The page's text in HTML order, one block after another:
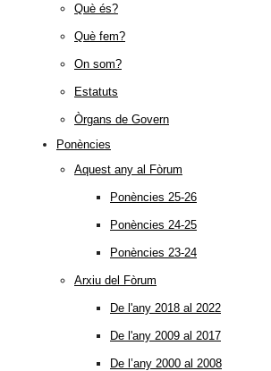
Què és?
Què fem?
On som?
Estatuts
Òrgans de Govern
Ponències
Aquest any al Fòrum
Ponències 25-26
Ponències 24-25
Ponències 23-24
Arxiu del Fòrum
De l'any 2018 al 2022
De l'any 2009 al 2017
De l’any 2000 al 2008